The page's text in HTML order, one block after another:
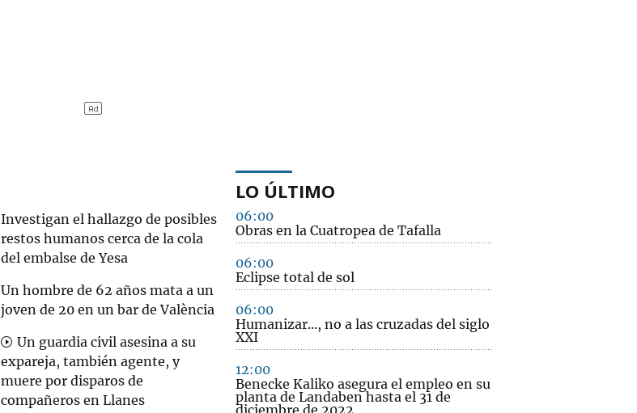
Investigan el hallazgo de posibles
restos humanos cerca de la cola
del embalse de Yesa
Un hombre de 62 años mata a un
joven de 20 en un bar de València
Un guardia civil asesina a su
expareja, también agente, y
muere por disparos de
compañeros en Llanes
LO ÚLTIMO
06:00
Obras en la Cuatropea de Tafalla
06:00
Eclipse total de sol
06:00
Humanizar..., no a las cruzadas del siglo
XXI
12:00
Benecke Kaliko asegura el empleo en su
planta de Landaben hasta el 31 de
diciembre de 2022